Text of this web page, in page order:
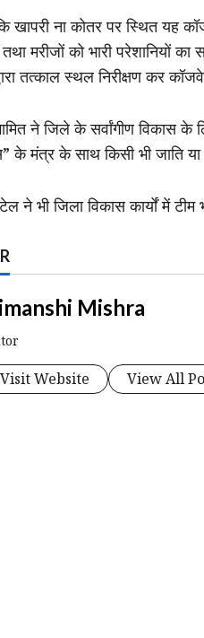
खापरी ना कोतर पर स्थित यह
तथा मरीजों को भारी
तत्काल स्थल निरीक्षण कर
ने जिले के सर्वांगीण विकास
के मंत्र के साथ किसी भी जाति
ने भी जिला विकास कार्यों में
Mishra
Visit Website View All